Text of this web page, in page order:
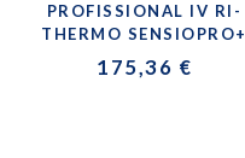
PROFISSIONAL IV RI-
THERMO SENSIOPRO+
175,36 €